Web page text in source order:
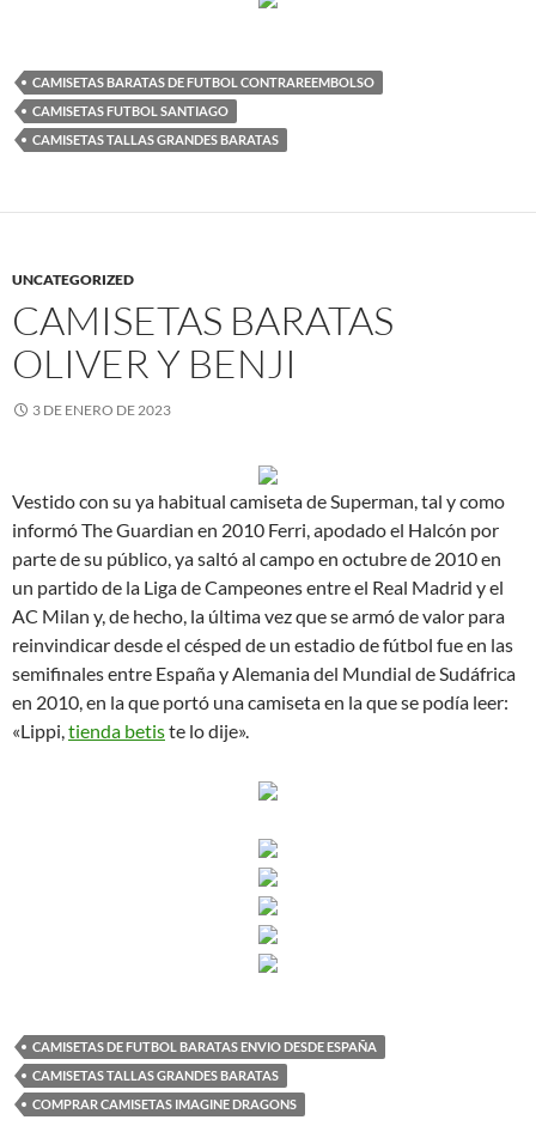
CAMISETAS BARATAS DE FUTBOL CONTRAREEMBOLSO
CAMISETAS FUTBOL SANTIAGO
CAMISETAS TALLAS GRANDES BARATAS
UNCATEGORIZED
CAMISETAS BARATAS
OLIVER Y BENJI
3 DE ENERO DE 2023
Vestido con su ya habitual camiseta de Superman, tal y como
informó The Guardian en 2010 Ferri, apodado el Halcón por
parte de su público, ya saltó al campo en octubre de 2010 en
un partido de la Liga de Campeones entre el Real Madrid y el
AC Milan y, de hecho, la última vez que se armó de valor para
reinvindicar desde el césped de un estadio de fútbol fue en las
semifinales entre España y Alemania del Mundial de Sudáfrica
en 2010, en la que portó una camiseta en la que se podía leer:
«Lippi,tienda betiste lo dije».
CAMISETAS DE FUTBOL BARATAS ENVIO DESDE ESPAÑA
CAMISETAS TALLAS GRANDES BARATAS
COMPRAR CAMISETAS IMAGINE DRAGONS